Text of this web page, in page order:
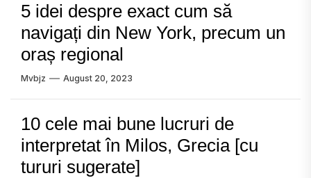
5 idei despre exact cum să
navigați din New York, precum un
oraș regional
Mvbjz August 20, 2023
10 cele mai bune lucruri de
interpretat în Milos, Grecia [cu
tururi sugerate]